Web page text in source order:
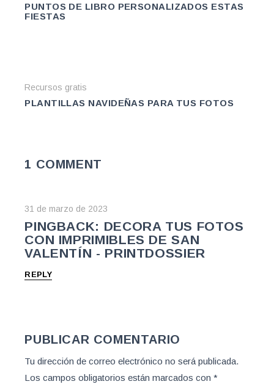
PUNTOS DE LIBRO PERSONALIZADOS ESTAS
FIESTAS
Recursos gratis
PLANTILLAS NAVIDEÑAS PARA TUS FOTOS
1 COMMENT
31 de marzo de 2023
PINGBACK: DECORA TUS FOTOS
CON IMPRIMIBLES DE SAN
VALENTÍN - PRINTDOSSIER
REPLY
PUBLICAR COMENTARIO
Tu dirección de correo electrónico no será publicada.
Los campos obligatorios están marcados con*